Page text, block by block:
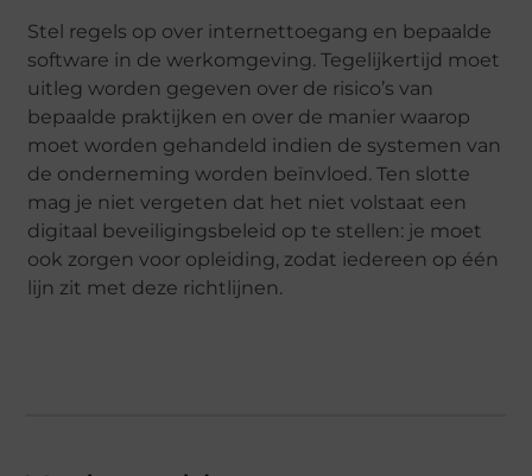
Stel regels op over internettoegang en bepaalde
software in de werkomgeving. Tegelijkertijd moet
uitleg worden gegeven over de risico’s van
bepaalde praktijken en over de manier waarop
moet worden gehandeld indien de systemen van
de onderneming worden beïnvloed. Ten slotte
mag je niet vergeten dat het niet volstaat een
digitaal beveiligingsbeleid op te stellen: je moet
ook zorgen voor opleiding, zodat iedereen op één
lijn zit met deze richtlijnen.